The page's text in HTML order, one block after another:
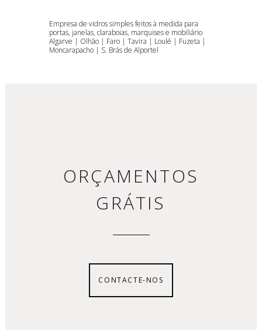
Empresa de vidros simples feitos à medida para
portas, janelas, claraboias, marquises e mobiliário
Algarve | Olhão | Faro | Tavira | Loulé | Fuzeta |
Moncarapacho | S. Brás de Alportel
ORÇAMENTOS
GRÁTIS
CONTACTE-NOS